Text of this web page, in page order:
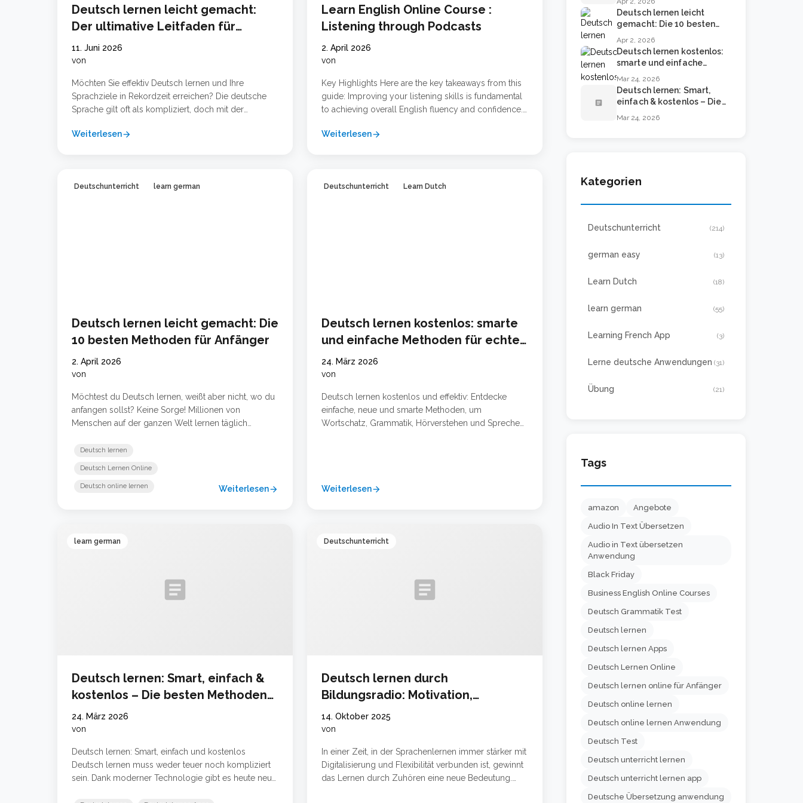
Deutsch lernen leicht gemacht:
Der ultimative Leitfaden für
schnellen Erfolg
11. Juni 2026
von
Möchten Sie effektiv Deutsch lernen und Ihre
Sprachziele in Rekordzeit erreichen? Die deutsche
Sprache gilt oft als kompliziert, doch mit der
ist der Erfolg garantiert. Egal, ob Sie Anfänger auf
Weiterlesenarrow_forward
Learn English Online Course :
Listening through Podcasts
2. April 2026
von
Key Highlights Here are the key takeaways from this
guide: Improving your listening skills is fundamental
to achieving overall English fluency and confidence.
make language learning flexible and engaging. You
Weiterlesenarrow_forward
Deutschunterricht learn german
Deutsch lernen leicht gemacht: Die
10 besten Methoden für Anfänger
2. April 2026
von
Möchtest du Deutsch lernen, weißt aber nicht, wo du
anfangen sollst? Keine Sorge! Millionen von
Menschen auf der ganzen Welt lernen täglich
Monaten auf ein beeindruckendes Niveau gebracht. In
Deutsch lernen
Deutsch Lernen Online
Deutsch online lernen Weiterlesenarrow_forward
Deutschunterricht Learn Dutch
Deutsch lernen kostenlos: smarte
und einfache Methoden für echte
Fortschritte
24. März 2026
von
Deutsch lernen kostenlos und effektiv: Entdecke
einfache, neue und smarte Methoden, um
Wortschatz, Grammatik, Hörverstehen und Sprechen
und viele gedruckte Lehrbücher. Heute stehen …
Weiterlesenarrow_forward
article
learn german
Deutsch lernen: Smart, einfach &
kostenlos – Die besten Methoden
2024
24. März 2026
von
Deutsch lernen: Smart, einfach und kostenlos
Deutsch lernen muss weder teuer noch kompliziert
sein. Dank moderner Technologie gibt es heute neue,
article
Deutschunterricht
Deutsch lernen durch
Bildungsradio: Motivation,
Hörverstehen und digitale
Chancen
14. Oktober 2025
von
In einer Zeit, in der Sprachenlernen immer stärker mit
Digitalisierung und Flexibilität verbunden ist, gewinnt
das Lernen durch Zuhören eine neue Bedeutung.
Deutsch lernen leicht
gemacht: Die 10 besten
Apr 2, 2026
Deutsch lernen kostenlos:
smarte und einfache
Fortschritte
Mar 24, 2026
article
Deutsch lernen: Smart,
einfach & kostenlos – Die
Mar 24, 2026
Kategorien
Deutschunterricht (214)
german easy (13)
Learn Dutch (18)
learn german (55)
Learning French App (3)
Lerne deutsche Anwendungen (31)
Übung (21)
Tags
amazon Angebote
Audio In Text Übersetzen
Audio in Text übersetzen
Anwendung
Black Friday
Business English Online Courses
Deutsch Grammatik Test
Deutsch lernen
Deutsch lernen Apps
Deutsch Lernen Online
Deutsch lernen online für Anfänger
Deutsch online lernen
Deutsch online lernen Anwendung
Deutsch Test
Deutsch unterricht lernen
Deutsch unterricht lernen app
Deutsche Übersetzung anwendung